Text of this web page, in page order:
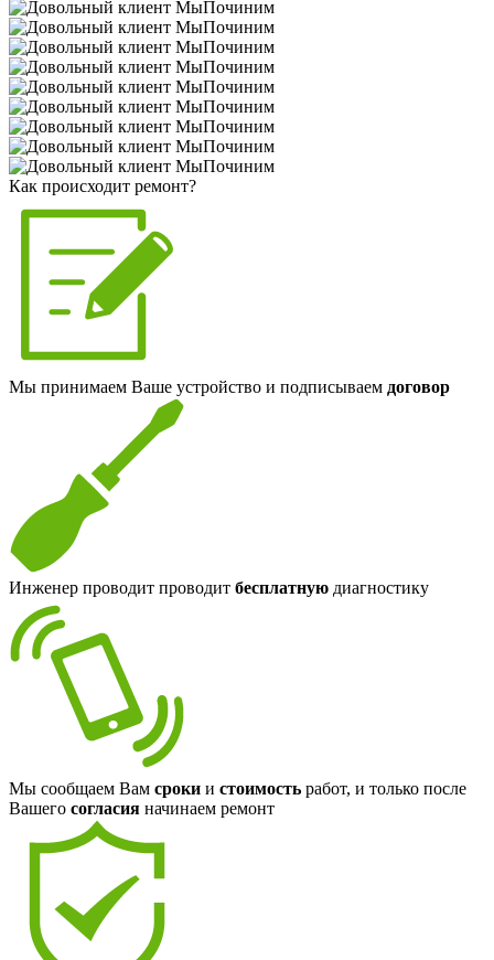
Как происходит ремонт?
Мы принимаем Ваше устройство и подписываем договор
Инженер проводит проводит бесплатную диагностику
Мы сообщаем Вам сроки и стоимость работ, и только после
Вашего согласия начинаем ремонт